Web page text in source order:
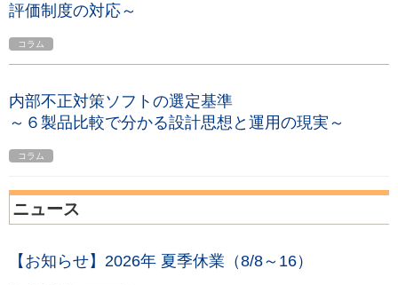
評価制度の対応～
コラム
内部不正対策ソフトの選定基準
～６製品比較で分かる設計思想と運用の現実～
コラム
ニュース
【お知らせ】2026年 夏季休業（8/8～16）